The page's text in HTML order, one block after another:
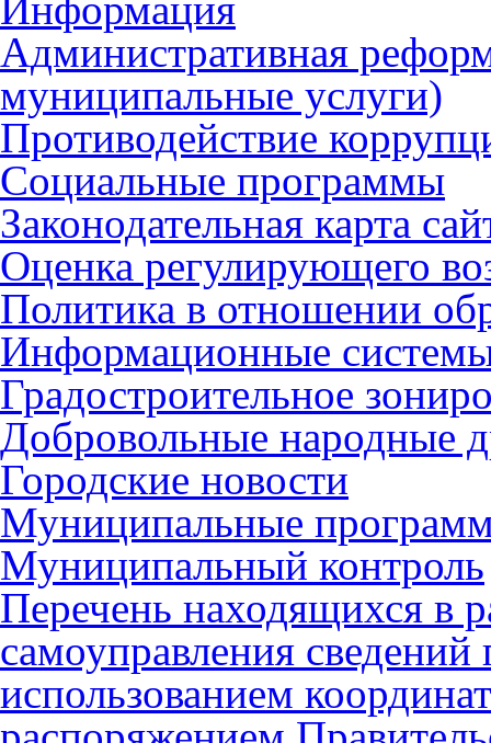
Административная
муниципальные услуги)
Противодействие
Социальные программы
Законодательная карта
Оценка регулирующего
Политика в отношении
Информационные
Градостроительное
Добровольные народные
Городские новости
Муниципальные
Муниципальный контроль
Перечень находящихся в
самоуправления
использованием